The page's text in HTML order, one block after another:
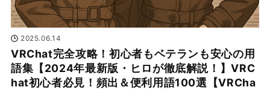
2025.06.14
VRChat完全攻略！初心者もベテランも安心の用
語集【2024年最新版・ヒロが徹底解説！】VRC
hat初心者必見！頻出＆便利用語100選【VRCha